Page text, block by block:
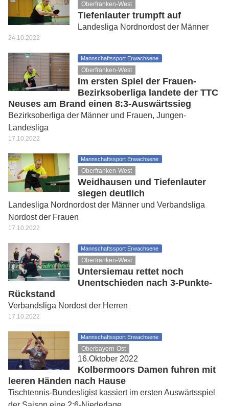
Oberfranken-West
Tiefenlauter trumpft auf
Landesliga Nordnordost der Männer
24.10.2022
Mannschaftssport Erwachsene
Oberfranken-West
Im ersten Spiel der Frauen-
Bezirksoberliga landete der TTC
Neuses am Brand einen 8:3-Auswärtssieg
Bezirksoberliga der Männer und Frauen, Jungen-
Landesliga
17.10.2022
Mannschaftssport Erwachsene
Oberfranken-West
Weidhausen und Tiefenlauter
siegen deutlich
Landesliga Nordnordost der Männer und Verbandsliga
Nordost der Frauen
17.10.2022
Mannschaftssport Erwachsene
Oberfranken-West
Untersiemau rettet noch
Unentschieden nach 3-Punkte-
Rückstand
Verbandsliga Nordost der Herren
17.10.2022
Mannschaftssport Erwachsene
Oberbayern-Ost
16.Oktober 2022
Kolbermoors Damen fuhren mit
leeren Händen nach Hause
Tischtennis-Bundesligist kassiert im ersten Auswärtsspiel